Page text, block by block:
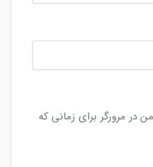
در مرورگر برای زمانی که